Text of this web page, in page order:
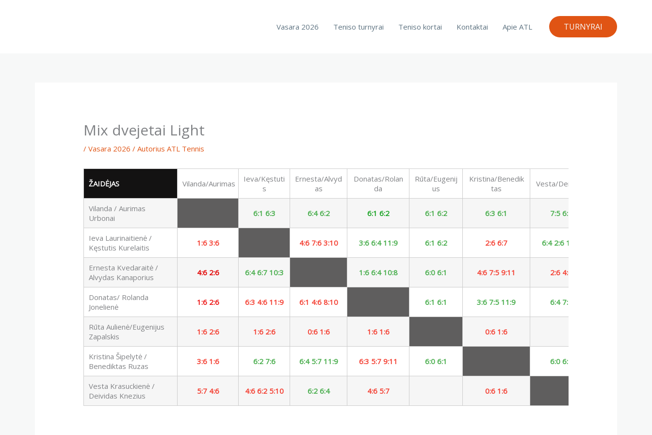
Vasara 2026 Teniso turnyrai Teniso kortai Kontaktai Apie ATL TURNYRAI
Mix dvejetai Light
/Vasara 2026 / Autorius ATL Tennis
ŽAIDĖJAS Vilanda/Aurimas
Ieva/Kęstuti
s
Ernesta/Alvyd
as
Donatas/Rolan
da
Rūta/Eugenij
us
Kristina/Benedik
tas
Vesta/Deividas
Vilanda / Aurimas
Urbonai
6:1 6:3 6:4 6:2 6:1 6:2 6:1 6:2 6:3 6:1 7:5 6:4
Ieva Laurinaitienė /
Kęstutis Kurelaitis
1:6 3:6 4:6 7:6 3:10 3:6 6:4 11:9 6:1 6:2 2:6 6:7 6:4 2:6 10:5
Ernesta Kvedaraitė /
Alvydas Kanaporius
4:6 2:6 6:4 6:7 10:3 1:6 6:4 10:8 6:0 6:1 4:6 7:5 9:11 2:6 4:6
Donatas/ Rolanda
Jonelienė
1:6 2:6 6:3 4:6 11:9 6:1 4:6 8:10 6:1 6:1 3:6 7:5 11:9 6:4 7:5
Rūta Aulienė/Eugenijus
Zapalskis
1:6 2:6 1:6 2:6 0:6 1:6 1:6 1:6 0:6 1:6
Kristina Šipelytė /
Benediktas Ruzas
3:6 1:6 6:2 7:6 6:4 5:7 11:9 6:3 5:7 9:11 6:0 6:1 6:0 6:1
Vesta Krasuckienė /
Deividas Knezius
5:7 4:6 4:6 6:2 5:10 6:2 6:4 4:6 5:7 0:6 1:6